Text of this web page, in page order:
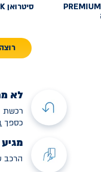
סיטרואן
לא
רכשת
כספך
הרכב